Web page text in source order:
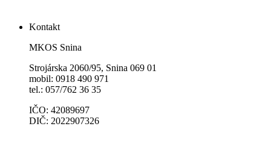
Kontakt
MKOS Snina
Strojárska 2060/95, Snina 069 01
mobil: 0918 490 971
tel.: 057/762 36 35
IČO: 42089697
DIČ: 2022907326